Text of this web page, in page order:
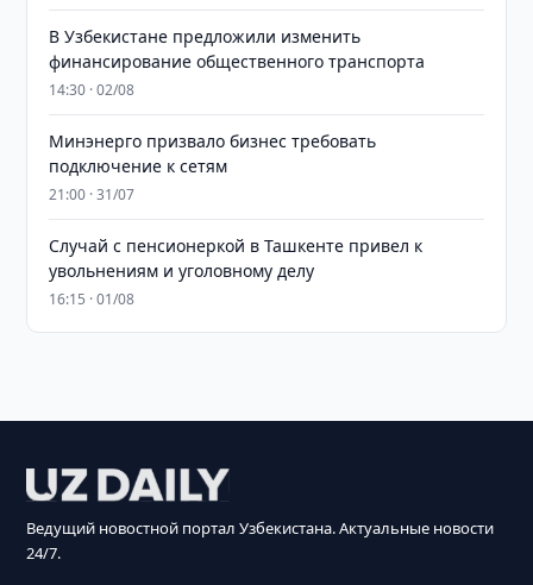
В Узбекистане предложили изменить
финансирование общественного транспорта
14:30 · 02/08
Минэнерго призвало бизнес требовать
подключение к сетям
21:00 · 31/07
Случай с пенсионеркой в Ташкенте привел к
увольнениям и уголовному делу
16:15 · 01/08
Ведущий новостной портал Узбекистана. Актуальные новости
24/7.